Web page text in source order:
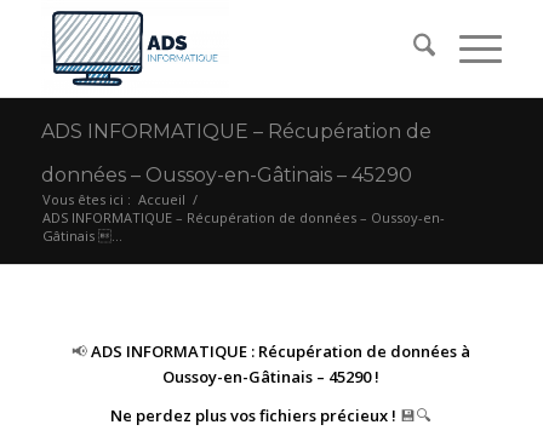
ADS INFORMATIQUE – Récupération de
données – Oussoy-en-Gâtinais – 45290
Vous êtes ici : Accueil /
ADS INFORMATIQUE – Récupération de données – Oussoy-en-
Gâtinais ...
📢ADS INFORMATIQUE : Récupération de données à
Oussoy-en-Gâtinais – 45290 !
Ne perdez plus vos fichiers précieux ! 💾🔍